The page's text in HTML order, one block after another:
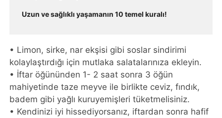
Uzun ve sağlıklı yaşamanın 10 temel kuralı!
• Limon, sirke, nar ekşisi gibi soslar sindirimi
kolaylaştırdığı için mutlaka salatalarınıza ekleyin.
• İftar öğününden 1- 2 saat sonra 3 öğün
mahiyetinde taze meyve ile birlikte ceviz, fındık,
badem gibi yağlı kuruyemişleri tüketmelisiniz.
• Kendinizi iyi hissediyorsanız, iftardan sonra hafif